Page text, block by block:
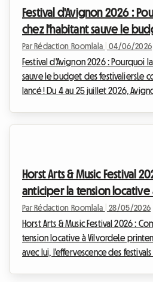
Lyon ? Les Nuits S...
Festival d'Avignon 2026 :
chez l'habitant sauve le
Par Rédaction Roomlala 04/06/2026
Festival d'Avignon 2026 : Pourquoi
sauve le budget des festivaliersLe
lancé ! Du 4 au 25 juillet 2026,
tandis que le OF...
Horst Arts & Music Festival
anticiper la tension locative
Par Rédaction Roomlala 28/05/2026
Horst Arts & Music Festival 2026 :
tension locative à VilvordeLe
avec lui, l'effervescence des